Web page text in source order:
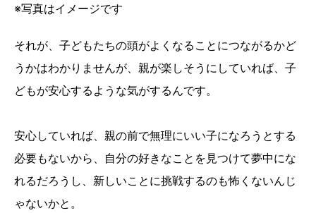
※写真はイメージです
それが、子どもたちの頭がよくなることにつながるかど
うかはわかりませんが、親が楽しそうにしていれば、子
どもが安心するような気がするんです。
安心していれば、親の前で無理にいい子になろうとする
必要もないから、自分の好きなことを見つけて夢中にな
れるだろうし、新しいことに挑戦するのも怖くないんじ
ゃないかと。